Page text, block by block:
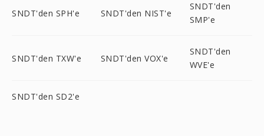
SNDT'den SPH'e SNDT'den NIST'e
SNDT'den
SMP'e
SNDT'den TXW'e SNDT'den VOX'e
SNDT'den
WVE'e
SNDT'den SD2'e